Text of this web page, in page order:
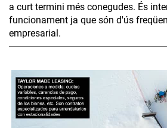
a curt termini més conegudes. És
funcionament ja que són d'ús
empresarial.